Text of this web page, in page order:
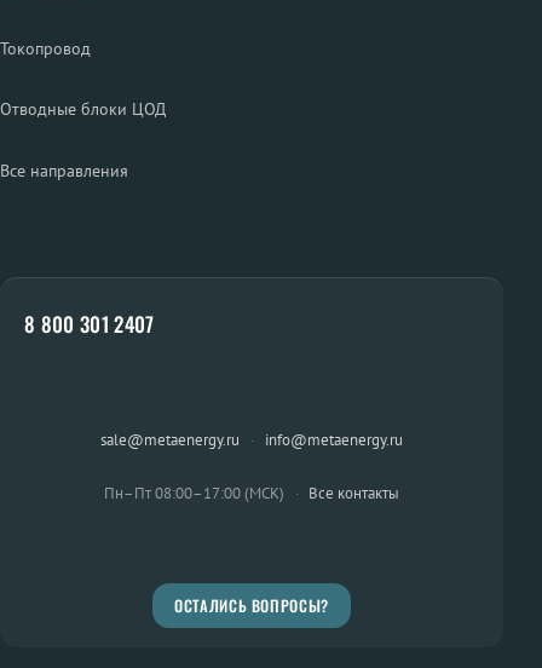
Токопровод
Отводные блоки ЦОД
Все направления
8 800 301 2407
sale@metaenergy.ru · info@metaenergy.ru
Пн–Пт 08:00–17:00 (МСК) · Все контакты
ОСТАЛИСЬ ВОПРОСЫ?